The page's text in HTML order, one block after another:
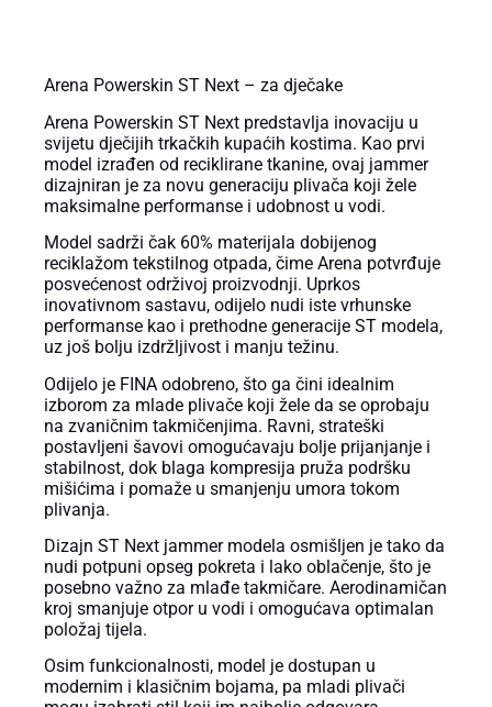
Arena Powerskin ST Next – za dječake
Arena Powerskin ST Next predstavlja inovaciju u
svijetu dječijih trkačkih kupaćih kostima. Kao prvi
model izrađen od reciklirane tkanine, ovaj jammer
dizajniran je za novu generaciju plivača koji žele
maksimalne performanse i udobnost u vodi.
Model sadrži čak 60% materijala dobijenog
reciklažom tekstilnog otpada, čime Arena potvrđuje
posvećenost održivoj proizvodnji. Uprkos
inovativnom sastavu, odijelo nudi iste vrhunske
performanse kao i prethodne generacije ST modela,
uz još bolju izdržljivost i manju težinu.
Odijelo je FINA odobreno, što ga čini idealnim
izborom za mlade plivače koji žele da se oprobaju
na zvaničnim takmičenjima. Ravni, strateški
postavljeni šavovi omogućavaju bolje prijanjanje i
stabilnost, dok blaga kompresija pruža podršku
mišićima i pomaže u smanjenju umora tokom
plivanja.
Dizajn ST Next jammer modela osmišljen je tako da
nudi potpuni opseg pokreta i lako oblačenje, što je
posebno važno za mlađe takmičare. Aerodinamičan
kroj smanjuje otpor u vodi i omogućava optimalan
položaj tijela.
Osim funkcionalnosti, model je dostupan u
modernim i klasičnim bojama, pa mladi plivači